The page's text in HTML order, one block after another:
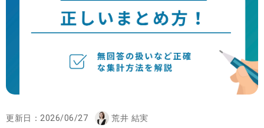
更新日： 2026/06/27 荒井 結実